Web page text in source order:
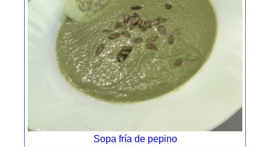
Sopa fría de pepino